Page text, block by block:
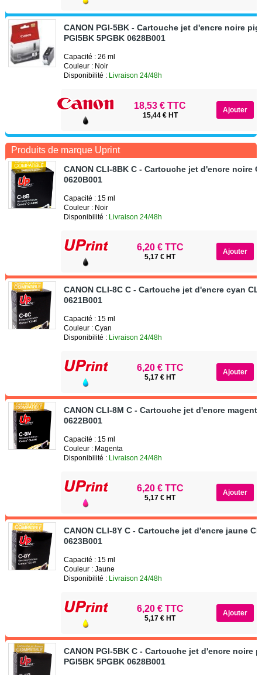
CANON PGI-5BK - Cartouche jet d'encre noire
PGI5BK 5PGBK 0628B001
Capacité : 26 ml
Couleur : Noir
Disponibilité : Livraison 24/48h
18,53 € TTC
15,44 € HT
Produits de marque Uprint
CANON CLI-8BK C - Cartouche jet d'encre noire
0620B001
Capacité : 15 ml
Couleur : Noir
Disponibilité : Livraison 24/48h
6,20 € TTC
5,17 € HT
CANON CLI-8C C - Cartouche jet d'encre cyan
0621B001
Capacité : 15 ml
Couleur : Cyan
Disponibilité : Livraison 24/48h
6,20 € TTC
5,17 € HT
CANON CLI-8M C - Cartouche jet d'encre
0622B001
Capacité : 15 ml
Couleur : Magenta
Disponibilité : Livraison 24/48h
6,20 € TTC
5,17 € HT
CANON CLI-8Y C - Cartouche jet d'encre jaune
0623B001
Capacité : 15 ml
Couleur : Jaune
Disponibilité : Livraison 24/48h
6,20 € TTC
5,17 € HT
CANON PGI-5BK C - Cartouche jet d'encre noire
PGI5BK 5PGBK 0628B001